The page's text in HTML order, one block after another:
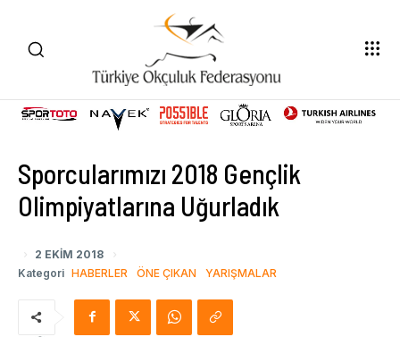
Sporcularımızı 2018 Gençlik
Olimpiyatlarına Uğurladık
2 EKIM 2018
Kategori HABERLER ÖNE ÇIKAN YARIŞMALAR